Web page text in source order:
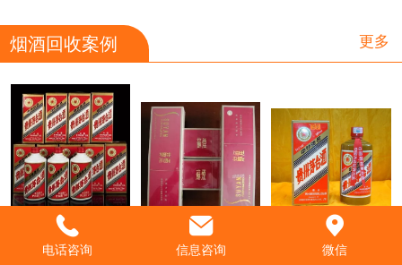
烟酒回收案例 更多
电话咨询
信息咨询 微信